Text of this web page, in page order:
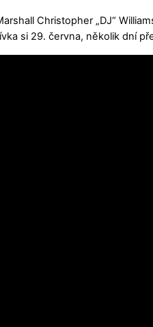
Christopher „DJ“
si 29. června, několik dní